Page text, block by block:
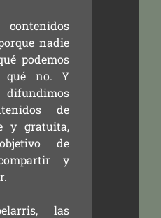
nadie
podemos
qué no. Y
de
y gratuita,
de
y
las